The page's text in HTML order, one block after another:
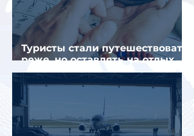
Туристы стали путешествовать
реже, но оставлять на отдых
почти на 40% больше